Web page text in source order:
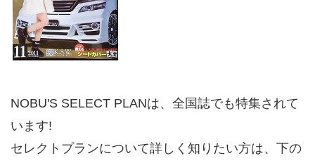
NOBU'S SELECT PLANは、全国誌でも特集されて
います!
セレクトプランについて詳しく知りたい方は、下の